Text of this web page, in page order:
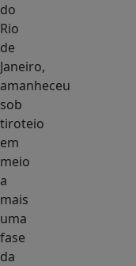
do
Rio
de
Janeiro,
amanheceu
sob
tiroteio
em
meio
a
mais
uma
fase
da